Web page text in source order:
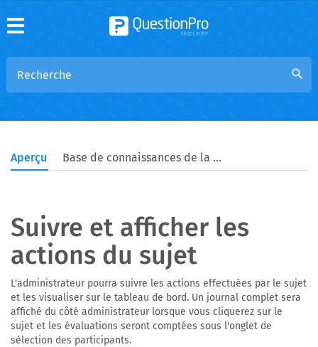
search
Aperçu Base de connaissances de la communauté
Suivre et afficher les
actions du sujet
L'administrateur pourra suivre les actions effectuées par le sujet
et les visualiser sur le tableau de bord. Un journal complet sera
affiché du côté administrateur lorsque vous cliquerez sur le
sujet et les évaluations seront comptées sous l'onglet de
sélection des participants.